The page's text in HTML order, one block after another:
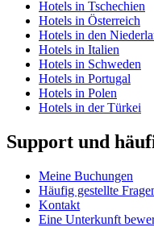
Hotels in Tschechien
Hotels in Österreich
Hotels in den
Hotels in Italien
Hotels in Schweden
Hotels in Portugal
Hotels in Polen
Hotels in der Türkei
Support und
Meine Buchungen
Häufig gestellte
Kontakt
Eine Unterkunft